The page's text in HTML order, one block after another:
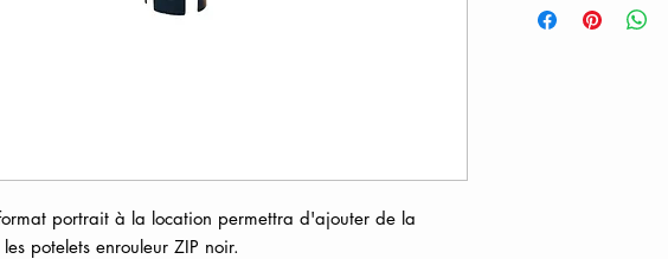
portrait à la location permettra d'ajouter de la
potelets enrouleur ZIP noir.